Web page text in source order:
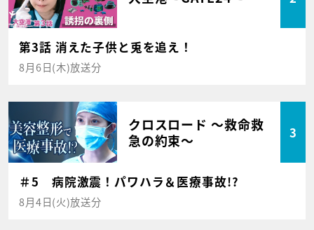
第3話 消えた子供と兎を追え！
8月6日(木)放送分
クロスロード ～救命救
急の約束～
3
＃5 病院激震！パワハラ＆医療事故!?
8月4日(火)放送分